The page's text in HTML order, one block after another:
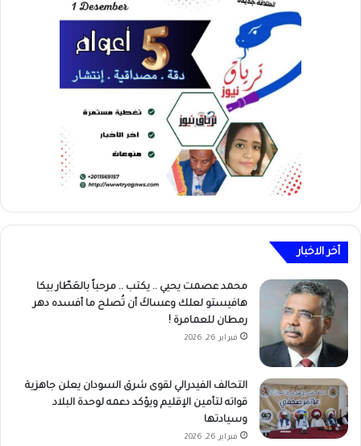
أخر الاخبار
محمد عصمت يحيي .. يكتب .. مرحباً بالعَطّار بيكا
هافيستو لعلك وعساكَ أن تُصلح ما أفسده دهر
رمطان للعمامرة !
فبراير 26, 2026
التحالف الفيدرالي لقوى شرق السودان يعلن جاهزية
قواته لتأمين الإقليم ويؤكد دعمه لوحدة البلاد
وسيادتها
فبراير 26, 2026